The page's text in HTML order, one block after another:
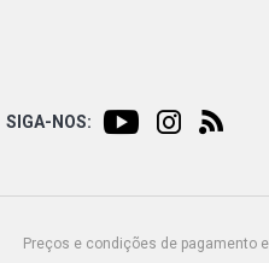
SIGA-NOS:
Preços e condições de pagamento